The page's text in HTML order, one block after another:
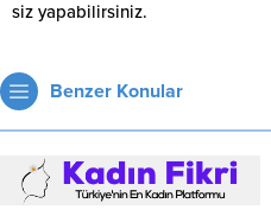
siz yapabilirsiniz.
Benzer Konular